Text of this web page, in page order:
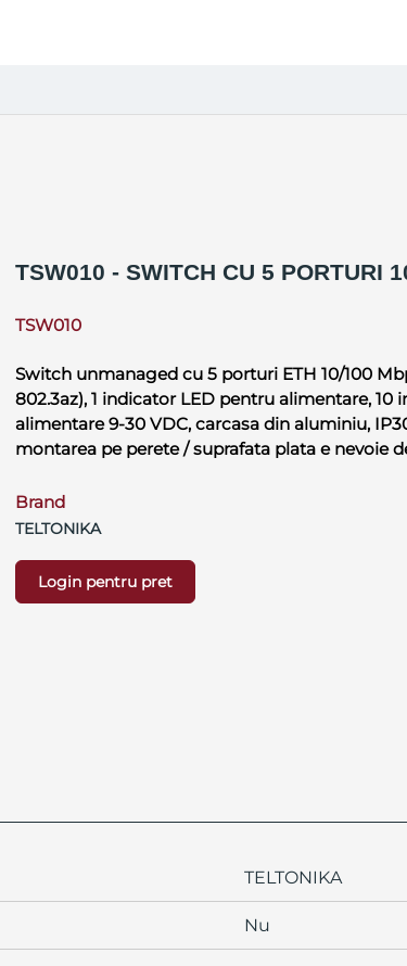
TSW010 - SWITCH CU 5 PORTURI
TSW010
Switch unmanaged cu 5 porturi ETH 10/100
802.3az), 1 indicator LED pentru alimentare,
alimentare 9-30 VDC, carcasa din aluminiu,
montarea pe perete / suprafata plata e nevoie
Brand
TELTONIKA
Login pentru pret
TELTONIKA
Nu